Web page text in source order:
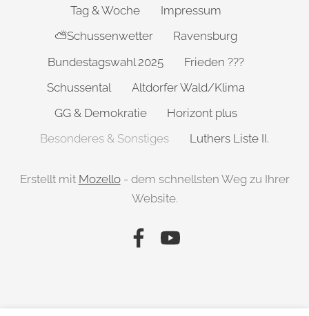
Tag & Woche
Impressum
⛅Schussenwetter
Ravensburg
Bundestagswahl 2025
Frieden ???
Schussental
Altdorfer Wald/Klima
GG & Demokratie
Horizont plus
Besonderes & Sonstiges
Luthers Liste II.
Erstellt mit Mozello- dem schnellsten Weg zu Ihrer
Website.